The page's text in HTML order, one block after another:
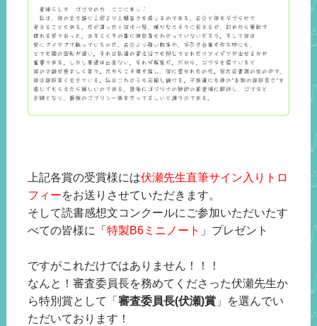
上記各賞の受賞様には伏瀬先生直筆サイン入りトロ
フィーをお送りさせていただきます。
そして読書感想文コンクールにご参加いただいたす
べての皆様に「 特製B6ミニノート 」プレゼント
ですがこれだけではありません！！！
なんと！審査委員長を務めてくださった伏瀬先生か
ら特別賞として「 審査委員長(伏瀬)賞」を選んでい
ただいております！